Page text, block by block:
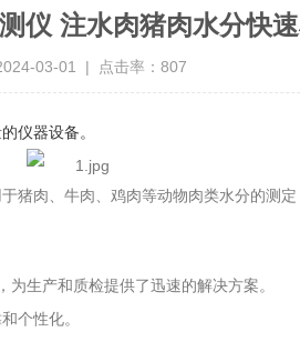
仪 注水肉猪肉水分快
03-01 | 点击率：807
仪器设备。
猪肉、牛肉、鸡肉等动物肉类水分的测
生产和质检提供了迅速的解决方案。
个性化。